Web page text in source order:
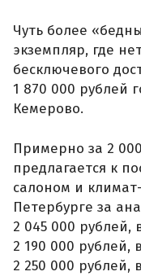
Чуть более
экземпляр, где
бесключевого
1 870 000 рублей
Кемерово.
Примерно за 2
предлагается к
салоном и
Петербурге за
2 045 000 рублей,
2 190 000
2 250 000 рублей,